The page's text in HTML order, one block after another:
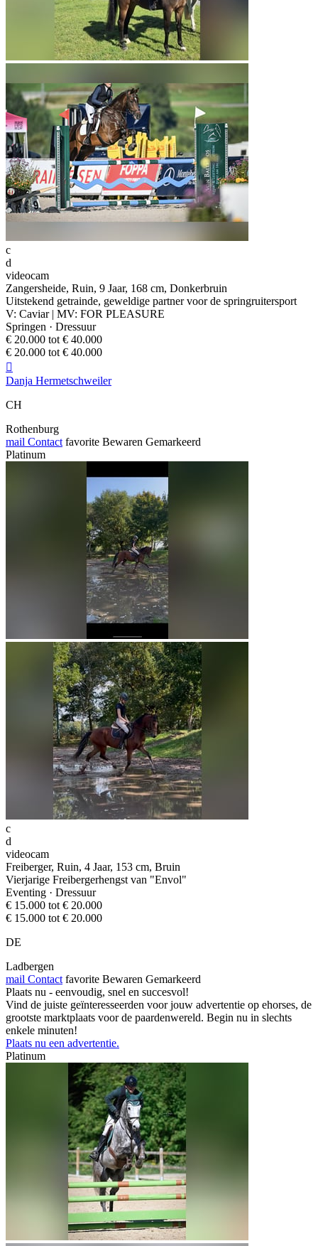
c
d
videocam
Zangersheide, Ruin, 9 Jaar, 168 cm, Donkerbruin
Uitstekend getrainde, geweldige partner voor de springruitersport
V: Caviar | MV: FOR PLEASURE
Springen · Dressuur
€ 20.000 tot € 40.000
€ 20.000 tot € 40.000

Danja Hermetschweiler
CH
Rothenburg
mail Contact favorite Bewaren Gemarkeerd
Platinum
c
d
videocam
Freiberger, Ruin, 4 Jaar, 153 cm, Bruin
Vierjarige Freibergerhengst van "Envol"
Eventing · Dressuur
€ 15.000 tot € 20.000
€ 15.000 tot € 20.000
DE
Ladbergen
mail Contact favorite Bewaren Gemarkeerd
Plaats nu - eenvoudig, snel en succesvol!
Vind de juiste geïnteresseerden voor jouw advertentie op ehorses, de
grootste marktplaats voor de paardenwereld. Begin nu in slechts
enkele minuten!
Plaats nu een advertentie.
Platinum